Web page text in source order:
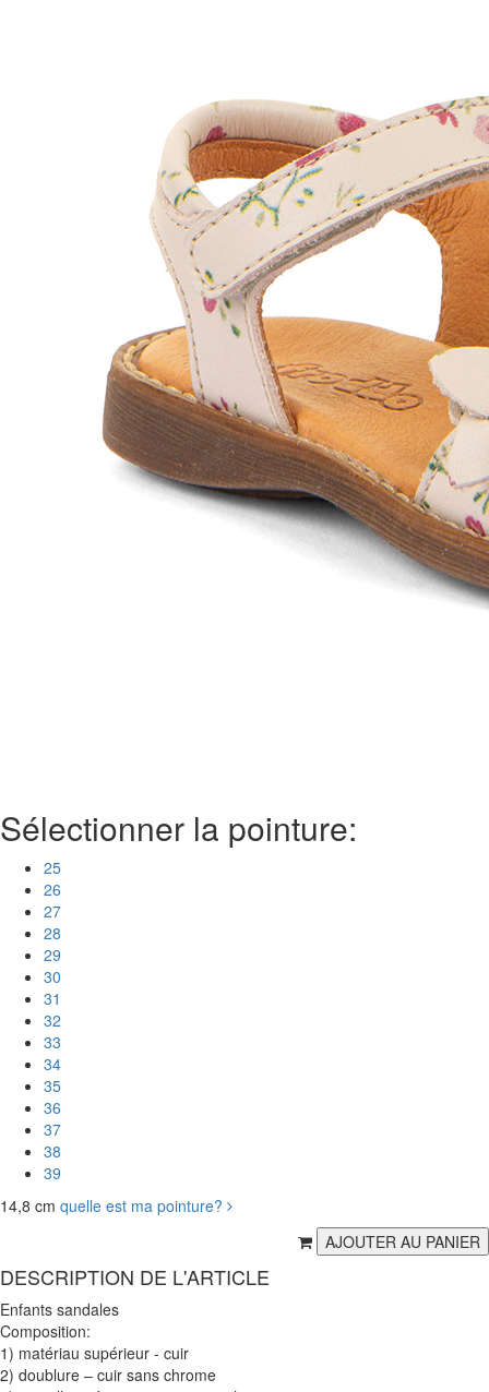
Sélectionner la pointure:
25
26
27
28
29
30
31
32
33
34
35
36
37
38
39
14,8 cm quelle est ma pointure?
DESCRIPTION DE L'ARTICLE
Enfants sandales
Composition:
1) matériau supérieur - cuir
2) doublure – cuir sans chrome